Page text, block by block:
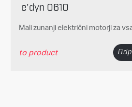
e'dyn 0610
Mali zunanji električni motorji za
to product